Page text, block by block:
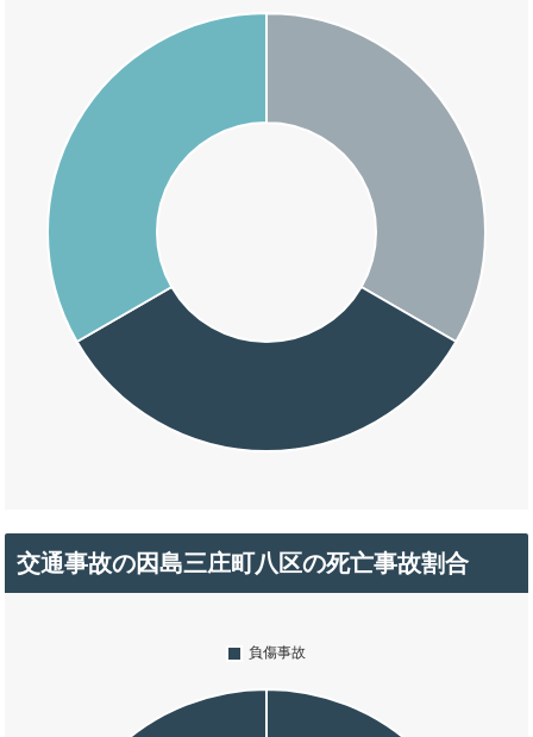
交通事故の因島三庄町八区の死亡事故割合